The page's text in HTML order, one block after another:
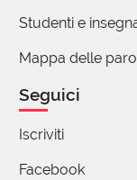
Ciao Silvia,
formano una
restano
data dal fatto
presenti:
sono
Studenti e
Mappa delle
Seguici
Iscriviti
Facebook